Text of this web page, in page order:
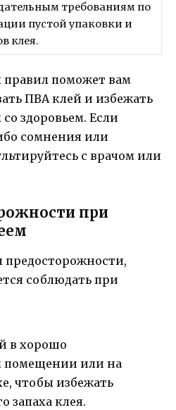
требованиям по
пустой упаковки и
клея.
поможет вам
ПВА клей и избежать
здоровьем. Если
сомнения или
с врачом или
при
соблюдать при
в хорошо
помещении или на
чтобы избежать
запаха клея.